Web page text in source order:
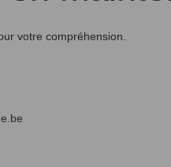
votre compréhension.